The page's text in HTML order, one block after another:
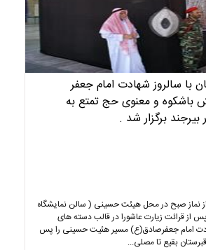
با سالروز شهادت امام جعفر
و معنوی حج تمتع به
برگزار شد .
نماز صبح در محل هیئت حسینی ( سالن نمایشگاه
از قرائت زیارت عاشورا در قالب دسته های
امام جعفرصادق(ع) مسیر هئیت حسینی را پس
بقیع تا مصلی...